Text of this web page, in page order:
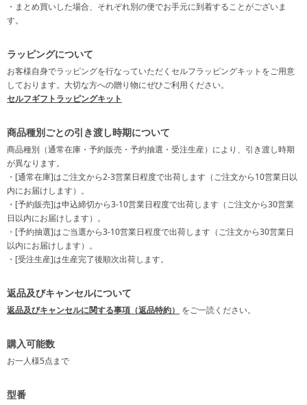
・まとめ買いした場合、それぞれ別の便でお手元に到着することがございま
す。
ラッピングについて
お客様自身でラッピングを行なっていただくセルフラッピングキットをご用意
しております。大切な方への贈り物にぜひご利用ください。
セルフギフトラッピングキット
商品種別ごとの引き渡し時期について
商品種別（通常在庫・予約販売・予約抽選・受注生産）により、引き渡し時期
が異なります。
・[通常在庫]はご注文から2-3営業日程度で出荷します（ご注文から10営業日以
内にお届けします）。
・[予約販売]は申込締切から3-10営業日程度で出荷します（ご注文から30営業
日以内にお届けします）。
・[予約抽選]はご当選から3-10営業日程度で出荷します（ご注文から30営業日
以内にお届けします）。
・[受注生産]は生産完了後順次出荷します。
返品及びキャンセルについて
返品及びキャンセルに関する事項（返品特約） をご一読ください。
購入可能数
お一人様5点まで
型番